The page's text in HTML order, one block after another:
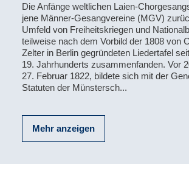
Die Anfänge weltlichen Laien-
jene Männer-Gesangvereine (MGV)
Umfeld von Freiheitskriegen und
teilweise nach dem Vorbild der 1808 von
Zelter in Berlin gegründeten Liedertafel
19. Jahrhunderts zusammenfanden. Vor
27. Februar 1822, bildete sich mit der
Statuten der Münstersch...
Mehr anzeigen